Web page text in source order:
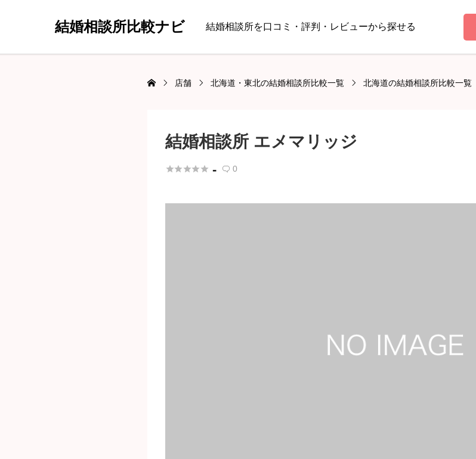
結婚相談所比較ナビ 結婚相談所を口コミ・評判・レビューから探せる
店舗 北海道・東北の結婚相談所比較一覧 北海道の結婚相談所比較一覧
結婚相談所 エメマリッジ
 -  0